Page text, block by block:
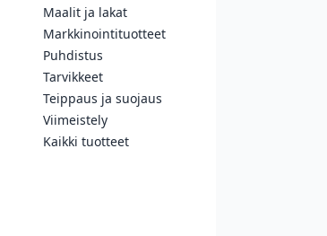
Maalit ja lakat
Markkinointituotteet
Puhdistus
Tarvikkeet
Teippaus ja suojaus
Viimeistely
Kaikki tuotteet